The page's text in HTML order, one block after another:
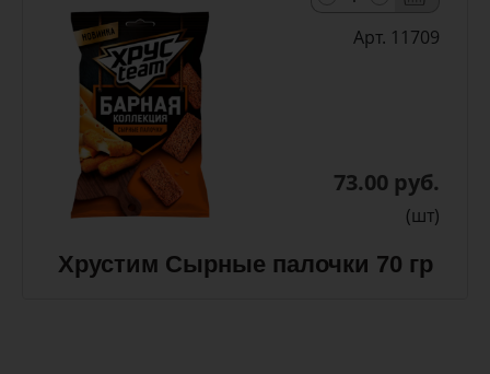
Арт. 11709
73.00 руб.
(шт)
Хрустим Сырные палочки 70 гр